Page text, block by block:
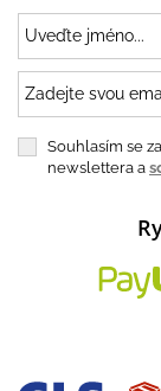
Souhlasím se
newslettera a